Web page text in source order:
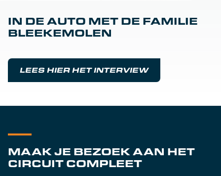
IN DE AUTO MET DE FAMILIE
BLEEKEMOLEN
LEES HIER HET INTERVIEW
MAAK JE BEZOEK AAN HET
CIRCUIT COMPLEET